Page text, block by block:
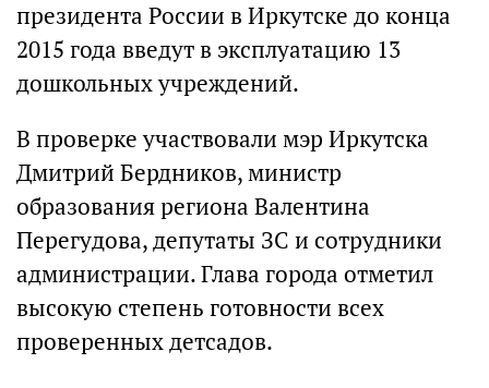
президента России в Иркутске до конца
2015 года введут в эксплуатацию 13
дошкольных учреждений.
В проверке участвовали мэр Иркутска
Дмитрий Бердников, министр
образования региона Валентина
Перегудова, депутаты ЗС и сотрудники
администрации. Глава города отметил
высокую степень готовности всех
проверенных детсадов.